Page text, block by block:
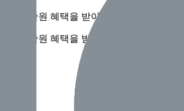
대 1만원 혜택을 받아보세요
대 1만원 혜택을 받아보세요